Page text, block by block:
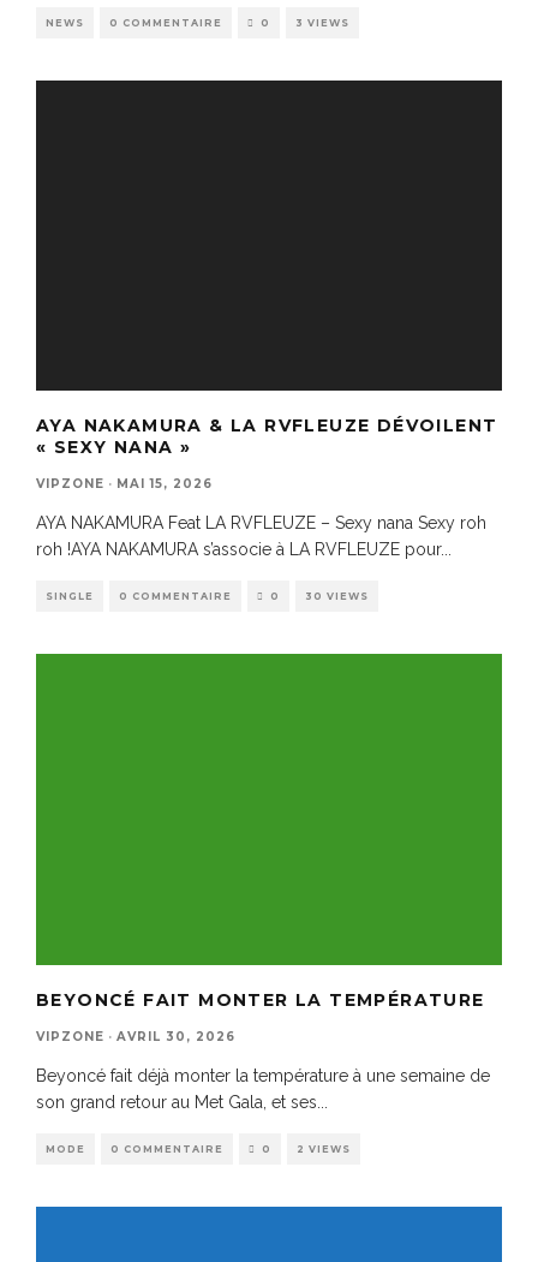
NEWS 0 COMMENTAIRE 0 3 VIEWS
AYA NAKAMURA & LA RVFLEUZE DÉVOILENT
« SEXY NANA »
VIPZONE · MAI 15, 2026
AYA NAKAMURA Feat LA RVFLEUZE – Sexy nana Sexy roh
roh !AYA NAKAMURA s’associe à LA RVFLEUZE pour...
SINGLE 0 COMMENTAIRE 0 30 VIEWS
BEYONCÉ FAIT MONTER LA TEMPÉRATURE
VIPZONE · AVRIL 30, 2026
Beyoncé fait déjà monter la température à une semaine de
son grand retour au Met Gala, et ses
MODE 0 COMMENTAIRE 0 2 VIEWS